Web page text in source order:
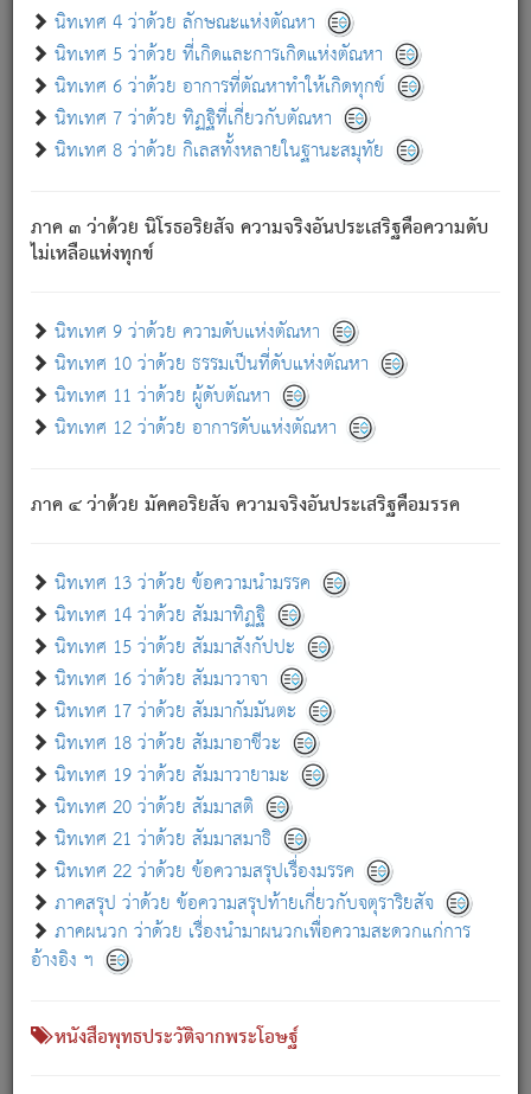
นิทเทศ 4 ว่าด้วย ลักษณะแห่งตัณหา
นิทเทศ 5 ว่าด้วย ที่เกิดและการเกิดแห่งตัณหา
นิทเทศ 6 ว่าด้วย อาการที่ตัณหาทำให้เกิดทุกข์
นิทเทศ 7 ว่าด้วย ทิฏฐิที่เกี่ยวกับตัณหา
นิทเทศ 8 ว่าด้วย กิเลสทั้งหลายในฐานะสมุทัย
ภาค ๓ ว่าด้วย นิโรธอริยสัจ ความจริงอันประเสริฐคือความดับ
ไม่เหลือแห่งทุกข์
นิทเทศ 9 ว่าด้วย ความดับแห่งตัณหา
นิทเทศ 10 ว่าด้วย ธรรมเป็นที่ดับแห่งตัณหา
นิทเทศ 11 ว่าด้วย ผู้ดับตัณหา
นิทเทศ 12 ว่าด้วย อาการดับแห่งตัณหา
ภาค ๔ ว่าด้วย มัคคอริยสัจ ความจริงอันประเสริฐคือมรรค
นิทเทศ 13 ว่าด้วย ข้อความนำมรรค
นิทเทศ 14 ว่าด้วย สัมมาทิฏฐิ
นิทเทศ 15 ว่าด้วย สัมมาสังกัปปะ
นิทเทศ 16 ว่าด้วย สัมมาวาจา
นิทเทศ 17 ว่าด้วย สัมมากัมมันตะ
นิทเทศ 18 ว่าด้วย สัมมาอาชีวะ
นิทเทศ 19 ว่าด้วย สัมมาวายามะ
นิทเทศ 20 ว่าด้วย สัมมาสติ
นิทเทศ 21 ว่าด้วย สัมมาสมาธิ
นิทเทศ 22 ว่าด้วย ข้อความสรุปเรื่องมรรค
ภาคสรุป ว่าด้วย ข้อความสรุปท้ายเกี่ยวกับจตุราริยสัจ
ภาคผนวก ว่าด้วย เรื่องนำมาผนวกเพื่อความสะดวกแก่การ
อ้างอิง ฯ
หนังสือพุทธประวัติจากพระโอษฐ์
อย่างนี้อยู่; เขาย่อมละภวตัณหาได้ และไม่เพลิดเพลินวิภวตัณหา
ด้วย.
ความดับเพราะความสำรอกไม่เหลือ (แห่งภพทั้งหลาย)
เพราะความสิ้นไปแห่งตัณหาโดยประการทั้งปวง นั้นคือ
นิพพาน.
ภพใหม่ย่อมไม่มีแก่ภิกษุนั้น ผู้ดับเย็นสนิทแล้ว เพราะไม่มี
ภิกษุนั้น เป็นผู้ครอบงำมารได้แล้ว ชนะสงครามแล้ว ก้าวล่วง
ภพทั้งหลายทั้งปวงได้แล้ว เป็นผู้คงที่ (คือไม่เปลี่ยนแปลงอีกต่อ
- อุ.ขุ. ๒๕/๑๒๑/๘๔.
(ข้อความนี้ เป็นพระพุทธอุทานที่ทรงเปล่งออก ที่โคนต้นโพธิ์
เป็นที่ตรัสรู้ เมื่อตรัสรู้แล้วได้ 7 วัน)
เกี่ยวกับธรรมโฆษณ์ออนไลน์ (Disclaimer)
แม้ระบบ "ธรรมโฆษณ์ออนไลน์" พยายามปรับปรุงข้อมูลให้ถูกต้องมากที่สุด
ผู้ศึกษาก็พึงตรวจสอบกับตัวเล่มหนังสือต้นฉบับ ที่มีการพิมพ์ครั้งล่าสุด
ก่อนนำข้อมูลไปใช้ในการอ้างอิง"
เกี่ยวกับอัตถจารี|เกี่ยวกับการพัฒนา|แจ้งข้อผิดพลาด / แนะนำ
หนังสือที่เกี่ยวข้อง